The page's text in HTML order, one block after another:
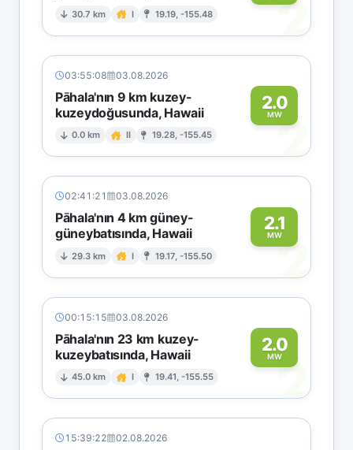
30.7 km I 19.19, -155.48 2
03:55:08 03.08.2026
Pāhala'nın 9 km kuzey-
kuzeydoğusunda, Hawaii
0.0 km II 19.28, -155.45
2.0
MW2
02:41:21 03.08.2026
Pāhala'nın 4 km güney-
güneybatısında, Hawaii
29.3 km I 19.17, -155.50
2.1
MW
2
00:15:15 03.08.2026
Pāhala'nın 23 km kuzey-
kuzeybatısında, Hawaii
45.0 km I 19.41, -155.55
2.0
MW2
15:39:22 02.08.2026